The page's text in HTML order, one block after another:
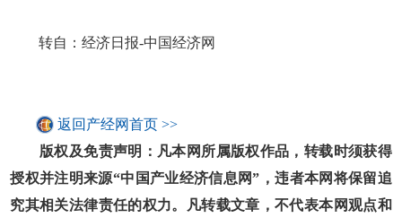
转自：经济日报-中国经济网
返回产经网首页 >>
版权及免责声明：凡本网所属版权作品，转载时须获得
授权并注明来源“中国产业经济信息网”，违者本网将保留追
究其相关法律责任的权力。凡转载文章，不代表本网观点和